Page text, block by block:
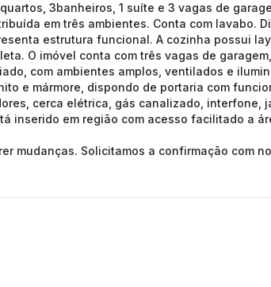
3banheiros, 1 suíte e 3 vagas de
em três ambientes. Conta com lavabo.
estrutura funcional. A cozinha possui
O imóvel conta com três vagas de
com ambientes amplos, ventilados e
e mármore, dispondo de portaria com
cerca elétrica, gás canalizado, interfone,
inserido em região com acesso facilitado a
mudanças. Solicitamos a confirmação com